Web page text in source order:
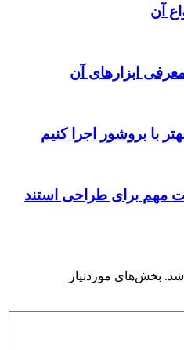
آن
ابزارهای آن
با بروشور اجرا کنیم
مهم برای طراحی استند
شد. بخش‌های موردنیاز